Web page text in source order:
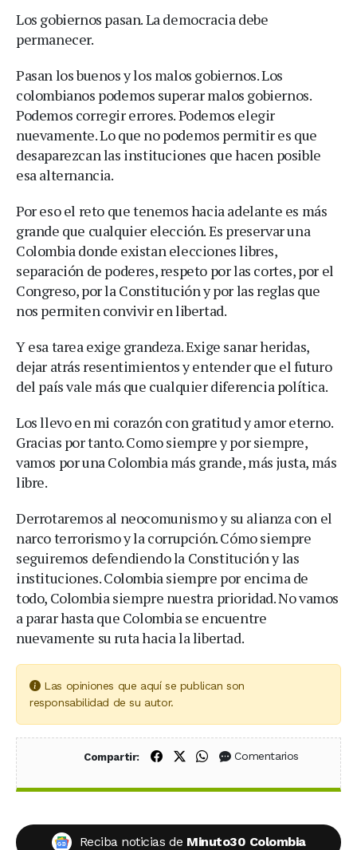
Los gobiernos pasan. La democracia debe
permanecer.
Pasan los buenos y los malos gobiernos. Los
colombianos podemos superar malos gobiernos.
Podemos corregir errores. Podemos elegir
nuevamente. Lo que no podemos permitir es que
desaparezcan las instituciones que hacen posible
esa alternancia.
Por eso el reto que tenemos hacia adelante es más
grande que cualquier elección. Es preservar una
Colombia donde existan elecciones libres,
separación de poderes, respeto por las cortes, por el
Congreso, por la Constitución y por las reglas que
nos permiten convivir en libertad.
Y esa tarea exige grandeza. Exige sanar heridas,
dejar atrás resentimientos y entender que el futuro
del país vale más que cualquier diferencia política.
Los llevo en mi corazón con gratitud y amor eterno.
Gracias por tanto. Como siempre y por siempre,
vamos por una Colombia más grande, más justa, más
libre.
Derrotaremos al neocomunismo y su alianza con el
narco terrorismo y la corrupción. Cómo siempre
seguiremos defendiendo la Constitución y las
instituciones. Colombia siempre por encima de
todo, Colombia siempre nuestra prioridad. No vamos
a parar hasta que Colombia se encuentre
nuevamente su ruta hacia la libertad.
Las opiniones que aquí se publican son
responsabilidad de su autor.
Compartir: Compartir en Facebook
Compartir en X (Twitter)
Compartir en WhatsApp
Comentarios
Reciba noticias de Minuto30 Colombia